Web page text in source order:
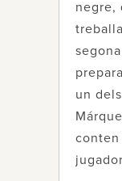
negre,
un